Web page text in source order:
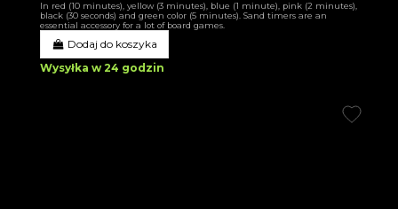
In red (10 minutes), yellow (3 minutes), blue (1 minute), pink (2 minutes),
black (30 seconds) and green color (5 minutes). Sand timers are an
essential accessory for a lot of board games.
Dodaj do koszyka
Wysyłka w 24 godzin